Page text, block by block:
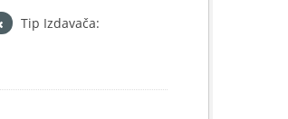
Tip Izdavača: